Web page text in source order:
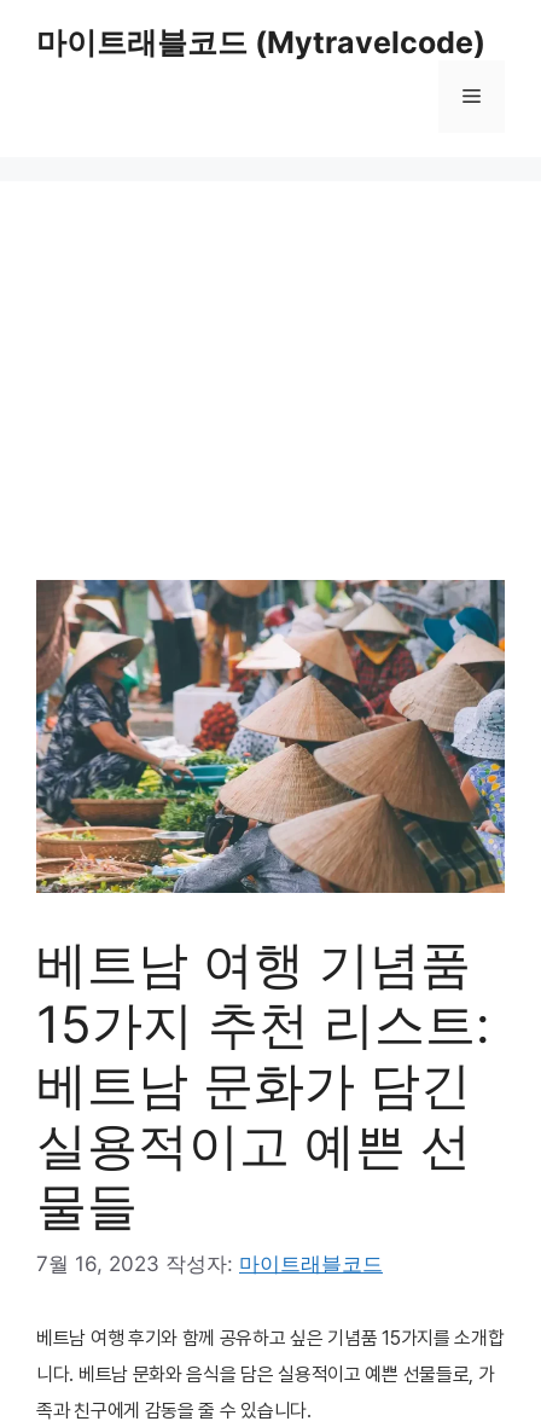
마이트래블코드 (Mytravelcode)
메
베트남 여행 기념품
15가지 추천 리스트:
베트남 문화가 담긴
실용적이고 예쁜 선
물들
7월 16, 2023 작성자: 마이트래블코드
베트남 여행 후기와 함께 공유하고 싶은 기념품 15가지를 소개합
니다. 베트남 문화와 음식을 담은 실용적이고 예쁜 선물들로, 가
족과 친구에게 감동을 줄 수 있습니다.